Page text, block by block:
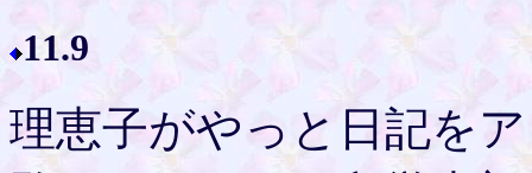
11.9
理恵子がやっと日記を